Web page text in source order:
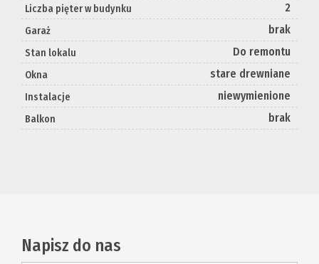
Liczba pięter w budynku 2
Garaż brak
Stan lokalu Do remontu
Okna stare drewniane
Instalacje niewymienione
Balkon brak
Napisz do nas